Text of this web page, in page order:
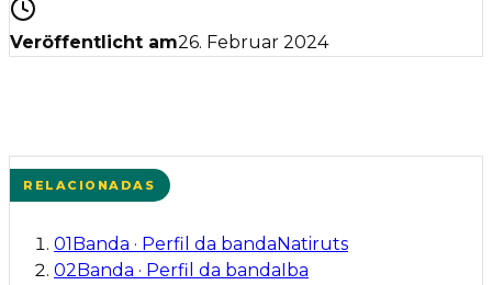
Veröffentlicht am26. Februar 2024
RELACIONADAS
01 Banda · Perfil da banda Natiruts
02 Banda · Perfil da banda Iba